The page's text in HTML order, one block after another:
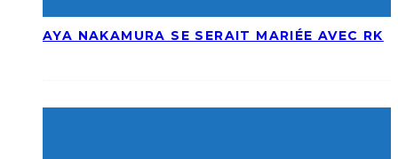
AYA NAKAMURA SE SERAIT MARIÉE AVEC RK